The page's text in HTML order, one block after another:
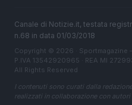
Canale di Notizie.it, testata
n.68 in data 01/03/2018
Copyright © 2026 · Sportmagazine
P.IVA 13542920965 · REA MI
All Rights Reserved
I contenuti sono curati dalla
realizzati in collaborazione con autori